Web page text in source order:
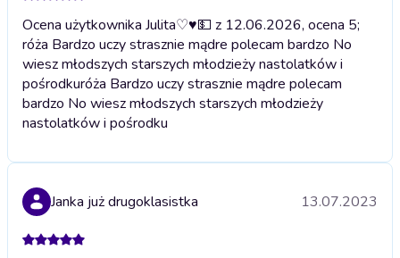
Ocena użytkownika Julita♡♥💵 z 12.06.2026, ocena 5;
róża Bardzo uczy strasznie mądre polecam bardzo No
wiesz młodszych starszych młodzieży nastolatków i
pośrodkuróża Bardzo uczy strasznie mądre polecam
bardzo No wiesz młodszych starszych młodzieży
nastolatków i pośrodku
Janka już drugoklasistka 13.07.2023